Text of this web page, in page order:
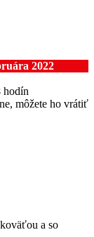
2022
hodín
môžete ho vrátiť
a so